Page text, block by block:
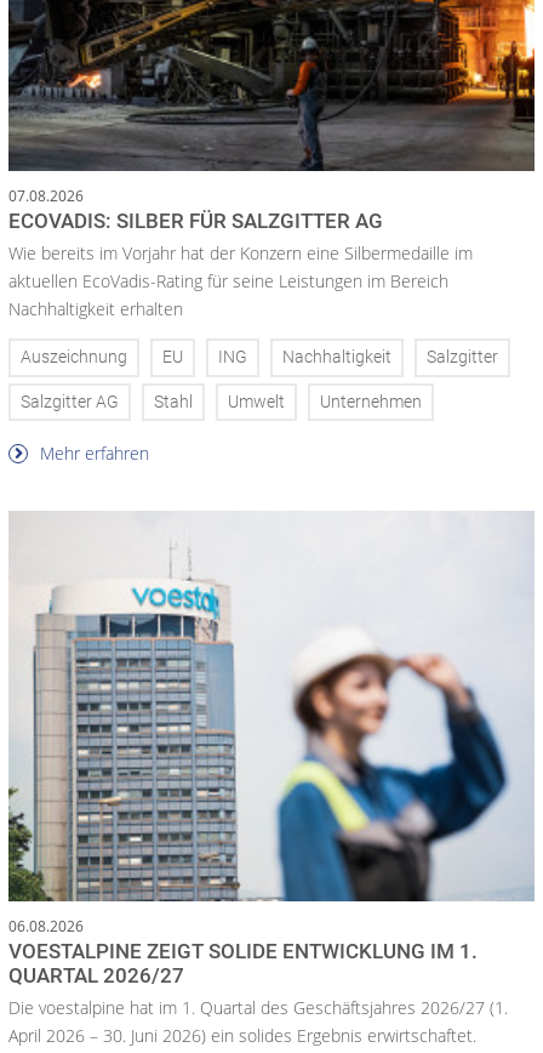
07.08.2026
ECOVADIS: SILBER FÜR SALZGITTER AG
Wie bereits im Vorjahr hat der Konzern eine Silbermedaille im
aktuellen EcoVadis-Rating für seine Leistungen im Bereich
Nachhaltigkeit erhalten
Auszeichnung EU ING Nachhaltigkeit Salzgitter
Salzgitter AG Stahl Umwelt Unternehmen
Mehr erfahren
06.08.2026
VOESTALPINE ZEIGT SOLIDE ENTWICKLUNG IM 1.
QUARTAL 2026/27
Die voestalpine hat im 1. Quartal des Geschäftsjahres 2026/27 (1.
April 2026 – 30. Juni 2026) ein solides Ergebnis erwirtschaftet.